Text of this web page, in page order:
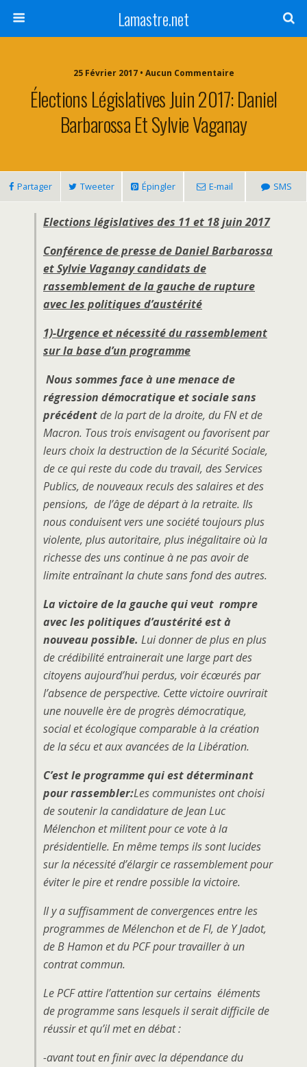
Lamastre.net
25 Février 2017 • Aucun Commentaire
Élections Législatives Juin 2017: Daniel
Barbarossa Et Sylvie Vaganay
Partager Tweeter Épingler E-mail SMS
Elections législatives des 11 et 18 juin 2017
Conférence de presse de Daniel Barbarossa
et Sylvie Vaganay candidats de
rassemblement de la gauche de rupture
avec les politiques d’austérité
1)-Urgence et nécessité du rassemblement
sur la base d’un programme
Nous sommes face à une menace de
régression démocratique et sociale sans
précédentde la part de la droite, du FN et de
Macron. Tous trois envisagent ou favorisent par
leurs choix la destruction de la Sécurité Sociale,
de ce qui reste du code du travail, des Services
Publics, de nouveaux reculs des salaires et des
pensions, de l’âge de départ à la retraite. Ils
nous conduisent vers une société toujours plus
violente, plus autoritaire, plus inégalitaire où la
richesse des uns continue à ne pas avoir de
limite entraînant la chute sans fond des autres.
La victoire de la gauche qui veut rompre
avec les politiques d’austérité est à
nouveau possible. Lui donner de plus en plus
de crédibilité entrainerait une large part des
citoyens aujourd’hui perdus, voir écœurés par
l’absence de perspective. Cette victoire ouvrirait
une nouvelle ère de progrès démocratique,
social et écologique comparable à la création
de la sécu et aux avancées de la Libération.
C’est le programme qui est déterminant
pour rassembler:Les communistes ont choisi
de soutenir la candidature de Jean Luc
Mélenchon et militent pour ce vote à la
présidentielle. En même temps ils sont lucides
sur la nécessité d’élargir ce rassemblement pour
éviter le pire et rendre possible la victoire.
Il y a suffisamment de convergences entre les
programmes de Mélenchon et de FI, de Y Jadot,
de B Hamon et du PCF pour travailler à un
contrat commun.
Le PCF attire l’attention sur certains éléments
de programme sans lesquels il serait difficile de
réussir et qu’il met en débat :
-avant tout en finir avec la dépendance du